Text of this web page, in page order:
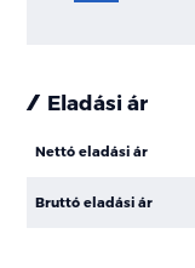
Eladási ár
Nettó eladási ár
Bruttó eladási ár